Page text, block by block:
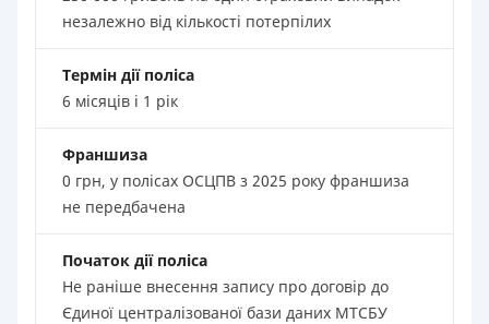
незалежно від кількості потерпілих
Термін дії поліса
6 місяців і 1 рік
Франшиза
0 грн, у полісах ОСЦПВ з 2025 року франшиза
не передбачена
Початок дії поліса
Не раніше внесення запису про договір до
Єдиної централізованої бази даних МТСБУ